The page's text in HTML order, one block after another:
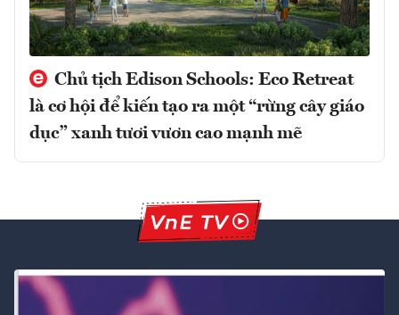
Chủ tịch Edison Schools: Eco Retreat
là cơ hội để kiến tạo ra một “rừng cây giáo
dục” xanh tươi vươn cao mạnh mẽ